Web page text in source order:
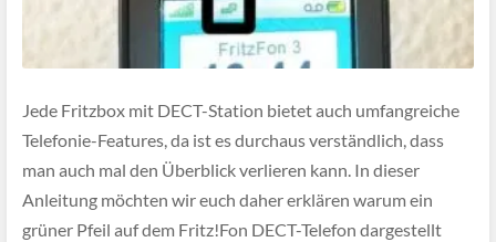
Jede Fritzbox mit DECT-Station bietet auch umfangreiche
Telefonie-Features, da ist es durchaus verständlich, dass
man auch mal den Überblick verlieren kann. In dieser
Anleitung möchten wir euch daher erklären warum ein
grüner Pfeil auf dem Fritz!Fon DECT-Telefon dargestellt